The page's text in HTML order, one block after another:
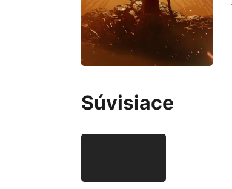
Súvisiace